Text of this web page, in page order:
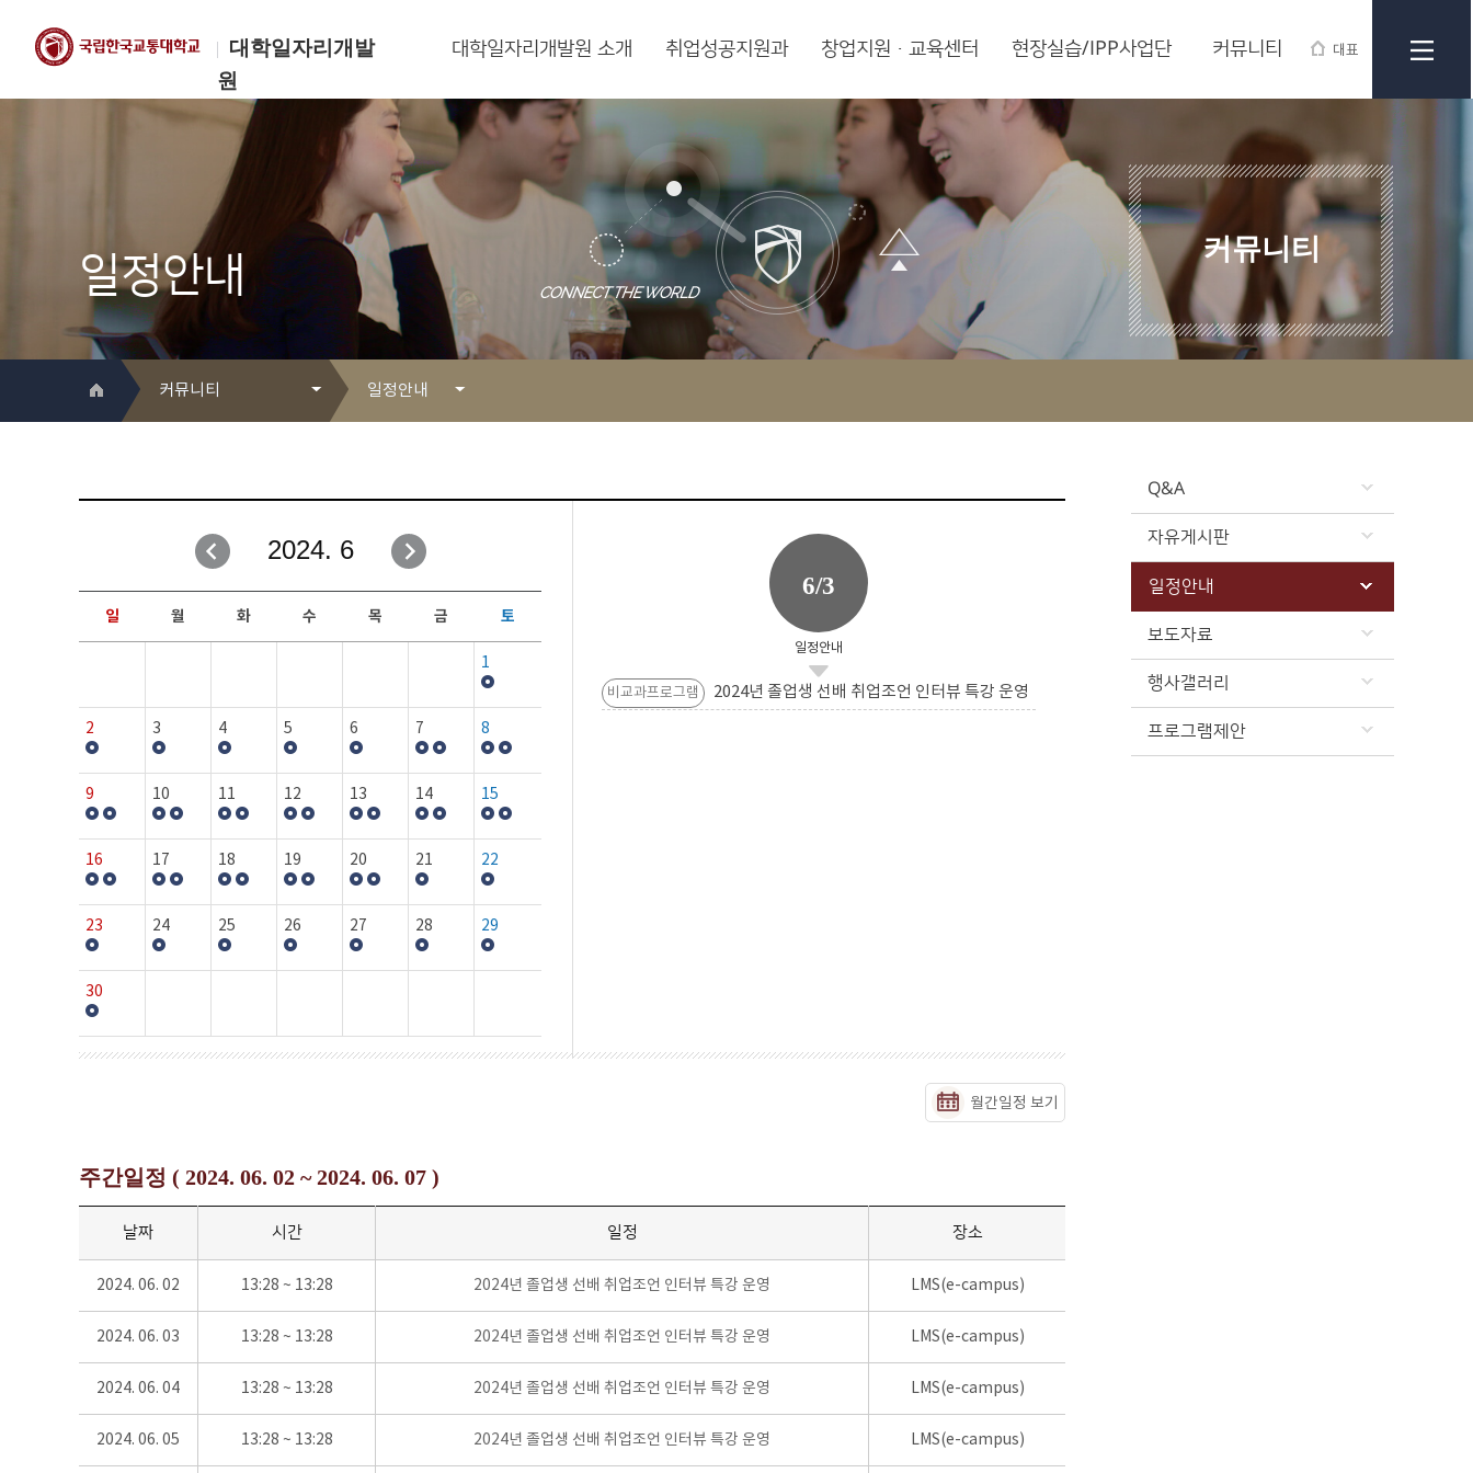
대학일자리개발
원
대표
한국교통대학교
대학일자리개발원
대학일자리개발원 소개 취업성공지원과 창업지원·교육센터 현장실습/IPP사업단 커뮤니티
일정안내
커뮤니티
커뮤니티
취업성공지원과
창업지원·교육센터
현장실습/IPP사업단
커뮤니티
일정안내
자유게시판
일정안내
보도자료
행사갤러리
Q&A
자유게시판
일정안내
보도자료
행사갤러리
프로그램제안
2024. 6
일 월 화 수 목 금 토
1
2 3 4 5 6 7 8
9 10 11 12 13 14 15
16 17 18 19 20 21 22
23 24 25 26 27 28 29
30
6/3
일정안내
비교과프로그램 2024년 졸업생 선배 취업조언 인터뷰 특강 운영
월간일정 보기
주간일정 ( 2024. 06. 02 ~ 2024. 06. 07 )
날짜 시간 일정 장소
2024. 06. 02 13:28 ~ 13:28 2024년 졸업생 선배 취업조언 인터뷰 특강 운영 LMS(e-campus)
2024. 06. 03 13:28 ~ 13:28 2024년 졸업생 선배 취업조언 인터뷰 특강 운영 LMS(e-campus)
2024. 06. 04 13:28 ~ 13:28 2024년 졸업생 선배 취업조언 인터뷰 특강 운영 LMS(e-campus)
2024. 06. 05 13:28 ~ 13:28 2024년 졸업생 선배 취업조언 인터뷰 특강 운영 LMS(e-campus)